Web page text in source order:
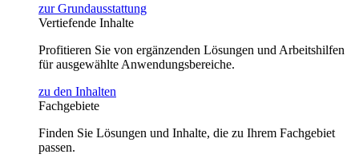
zur Grundausstattung
Vertiefende Inhalte
Profitieren Sie von ergänzenden Lösungen und Arbeitshilfen
für ausgewählte Anwendungsbereiche.
zu den Inhalten
Fachgebiete
Finden Sie Lösungen und Inhalte, die zu Ihrem Fachgebiet
passen.